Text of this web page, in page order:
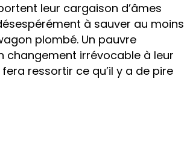
leur cargaison d’âmes
à sauver au moins
plombé. Un pauvre
changement irrévocable à leur
ressortir ce qu’il y a de pire